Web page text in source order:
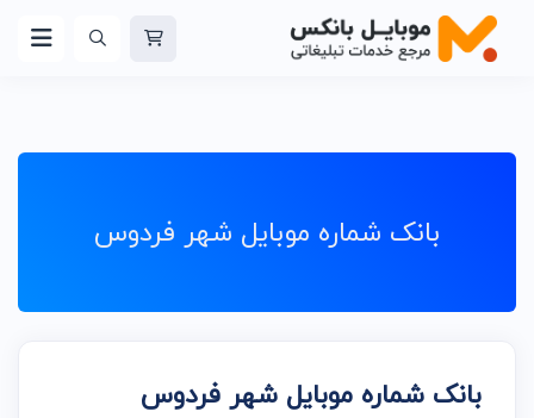
بانک شماره موبایل شهر فردوس
بانک شماره موبایل شهر فردوس